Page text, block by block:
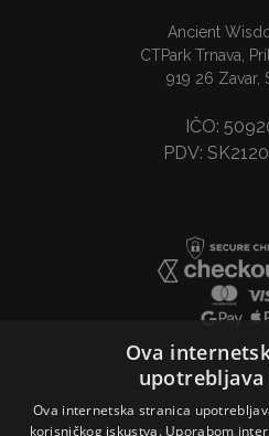
Ancient
CTPark Trnava,
919 26 Zavar,
IČO:
PDV:
Ova
upotrebljava
Ova internetska stranica
korisničkog iskustva. Uporabom